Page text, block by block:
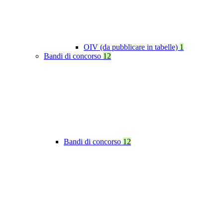
OIV (da pubblicare in tabelle) 1
Bandi di concorso 12
Bandi di concorso 12